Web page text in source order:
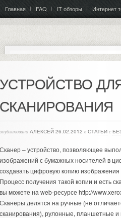
Главная FAQ IT обзоры Интернет
АЛЕКСЕЙ 26.02.2012 в СТАТЬИ с
– устройство, позволяющее
с бумажных носителей в
цифровую копию изображения
получения такой копии и есть
можете на web-ресурсе http://
делятся на ручные (не
рулонные, планшетные и